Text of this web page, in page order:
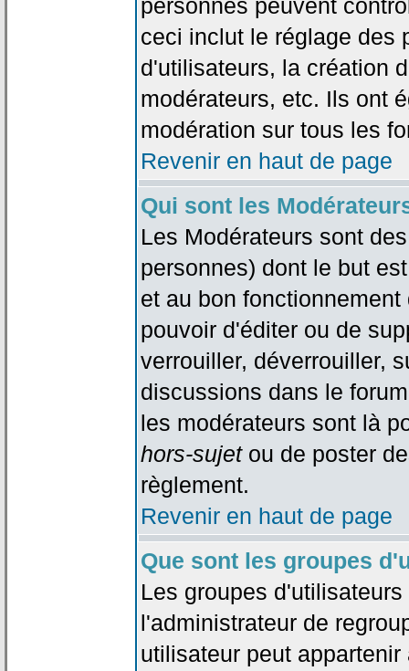
personnes peuvent
ceci inclut le réglage des
d'utilisateurs, la création
modérateurs, etc. Ils ont
modération sur tous les
Revenir en haut de page
Qui sont les
Les Modérateurs sont
personnes) dont le but
et au bon
pouvoir d'éditer ou de
verrouiller, déverrouiller,
discussions dans le
les modérateurs sont là
hors-sujetou de poster
règlement.
Revenir en haut de page
Que sont les groupes
Les groupes
l'administrateur de
utilisateur peut